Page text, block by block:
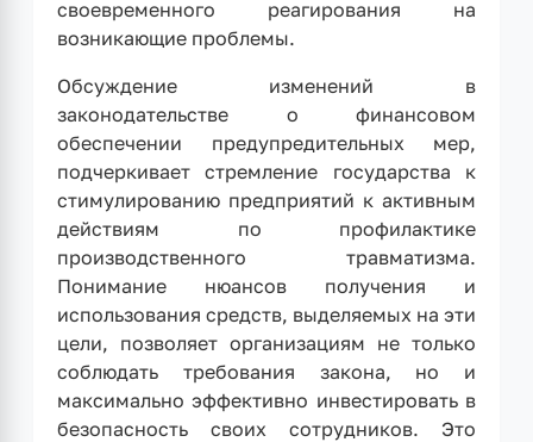
своевременного реагирования на
возникающие проблемы.
Обсуждение изменений в
законодательстве о финансовом
обеспечении предупредительных мер,
подчеркивает стремление государства к
стимулированию предприятий к активным
действиям по профилактике
производственного травматизма.
Понимание нюансов получения и
использования средств, выделяемых на эти
цели, позволяет организациям не только
соблюдать требования закона, но и
максимально эффективно инвестировать в
безопасность своих сотрудников. Это